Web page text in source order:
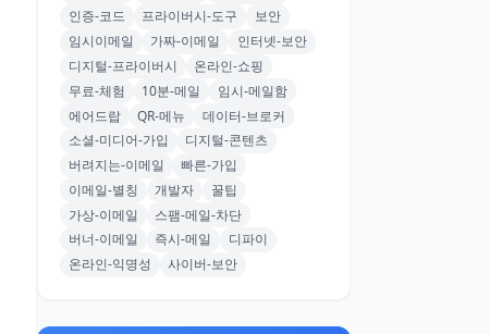
인증-코드
프라이버시-도구
보안
임시이메일
가짜-이메일
인터넷-보안
디지털-프라이버시
온라인-쇼핑
무료-체험
10분-메일
임시-메일함
에어드랍
QR-메뉴
데이터-브로커
소셜-미디어-가입
디지털-콘텐츠
버려지는-이메일
빠른-가입
이메일-별칭
개발자
꿀팁
가상-이메일
스팸-메일-차단
버너-이메일
즉시-메일
디파이
온라인-익명성
사이버-보안